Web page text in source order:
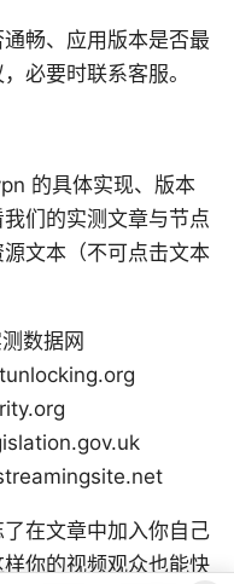
畅、应用版本是否最
必要时联系客服。
的具体实现、版本
们的实测文章与节点
文本（不可点击文本
数据网
在文章中加入你自己
你的视频观众也能快